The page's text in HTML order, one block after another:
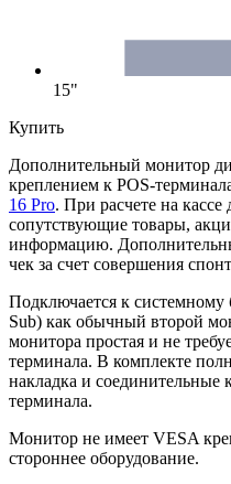
15"
Купить
Дополнительный монитор
креплением к POS-
16 Pro. При расчете на
сопутствующие товары,
информацию.
чек за счет совершения
Подключается к
Sub) как обычный второй
монитора простая и не
терминала. В комплекте
накладка и соединительные
терминала.
Монитор не имеет VESA
стороннее оборудование.